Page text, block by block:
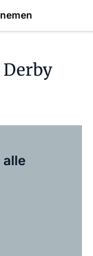
Derby